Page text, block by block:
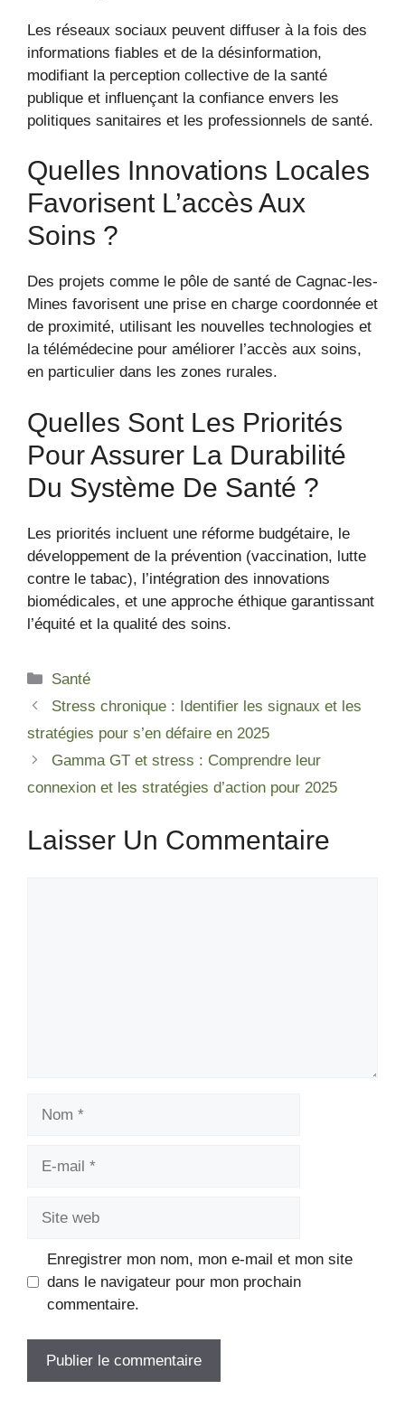
Les réseaux sociaux peuvent diffuser à la fois des
informations fiables et de la désinformation,
modifiant la perception collective de la santé
publique et influençant la confiance envers les
politiques sanitaires et les professionnels de santé.
Quelles Innovations Locales
Favorisent L’accès Aux
Soins ?
Des projets comme le pôle de santé de Cagnac-les-
Mines favorisent une prise en charge coordonnée et
de proximité, utilisant les nouvelles technologies et
la télémédecine pour améliorer l’accès aux soins,
en particulier dans les zones rurales.
Quelles Sont Les Priorités
Pour Assurer La Durabilité
Du Système De Santé ?
Les priorités incluent une réforme budgétaire, le
développement de la prévention (vaccination, lutte
contre le tabac), l’intégration des innovations
biomédicales, et une approche éthique garantissant
l’équité et la qualité des soins.
Catégories
Santé
Stress chronique : Identifier les signaux et les
stratégies pour s’en défaire en 2025
Gamma GT et stress : Comprendre leur
connexion et les stratégies d’action pour 2025
Laisser Un Commentaire
Enregistrer mon nom, mon e-mail et mon site
dans le navigateur pour mon prochain
commentaire.